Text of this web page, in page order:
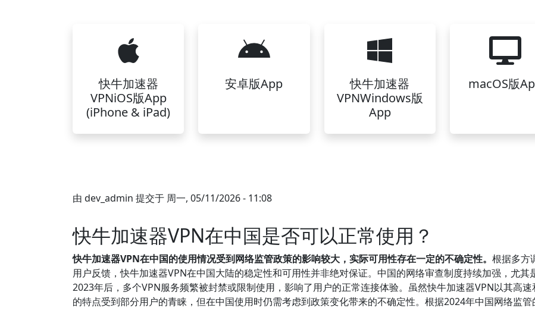
快牛加速器
VPNiOS版App
(iPhone & iPad)
安卓版App
快牛加速器
VPNWindows版
App
macOS版
由 dev_admin 提交于 周一, 05/11/2026 - 11:08
快牛加速器VPN在中国是否可以正常使用？
快牛加速器VPN在中国的使用情况受到网络监管政策的影响较大，实际可用性存在一定的不确定性。 根据多方
用户反馈，快牛加速器VPN在中国大陆的稳定性和可用性并非绝对保证。中国的网络审查制度持续加强，尤其
2023年后，多个VPN服务频繁被封禁或限制使用，影响了用户的正常连接体验。虽然快牛加速器VPN以其高速
的特点受到部分用户的青睐，但在中国使用时仍需考虑到政策变化带来的不确定性。根据2024年中国网络监管